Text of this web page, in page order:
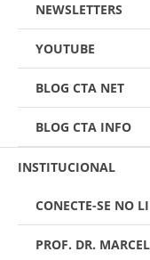
NEWSLETTERS
YOUTUBE
BLOG CTA NET
BLOG CTA INFO
INSTITUCIONAL
CONECTE-SE NO
PROF. DR.